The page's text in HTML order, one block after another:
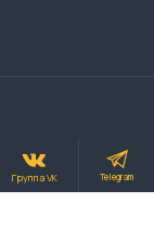
Группа VK Telegram